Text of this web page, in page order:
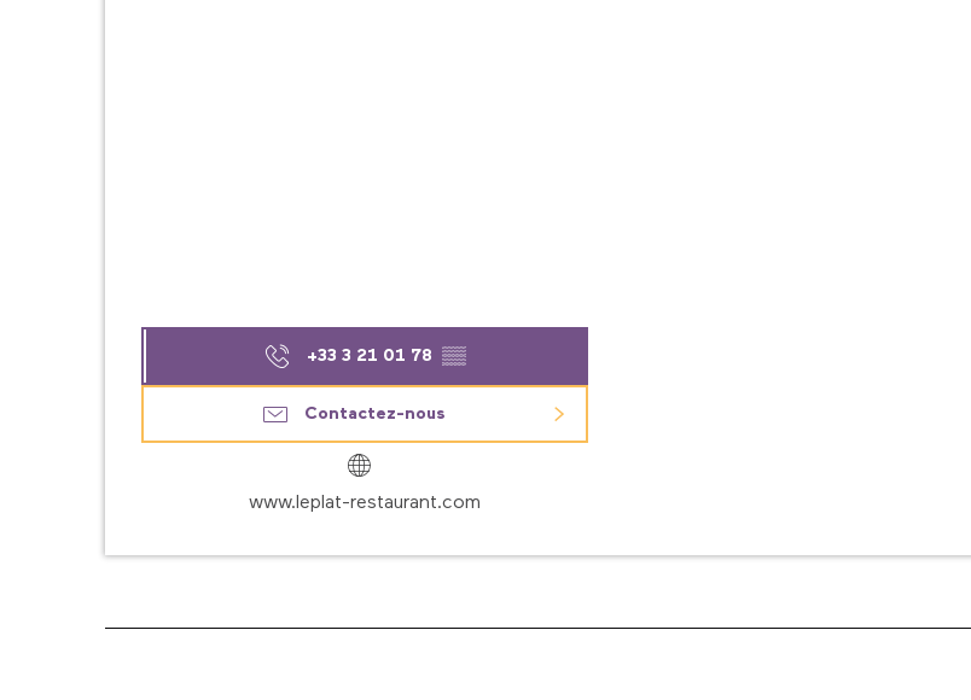
+33 3 21 01 78 ▒▒
Contactez-nous
www.leplat-restaurant.com